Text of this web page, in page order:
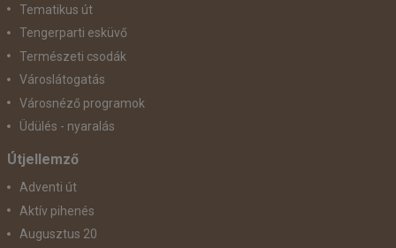
Tematikus út
Tengerparti esküvő
Természeti csodák
Városlátogatás
Városnéző programok
Üdülés - nyaralás
Útjellemző
Adventi út
Aktív pihenés
Augusztus 20